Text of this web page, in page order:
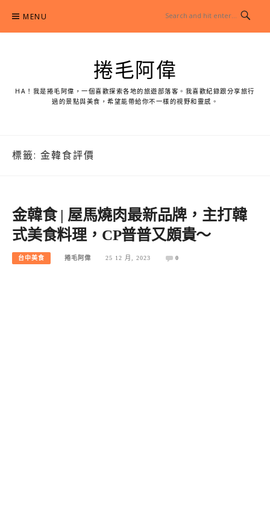
content
MENU
捲毛阿偉
HA！我是捲毛阿偉，一個喜歡探索各地的旅遊部落客。我喜歡紀錄跟分享旅行
過的景點與美食，希望能帶給你不一樣的視野和靈感。
標籤: 金韓食評價
金韓食 | 屋馬燒肉最新品牌，主打韓
式美食料理，CP普普又頗貴～
台中美食 捲毛阿偉 25 12 月, 2023 0